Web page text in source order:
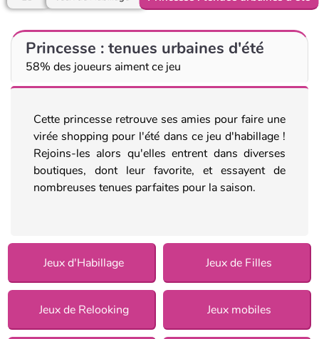
Princesse : tenues urbaines d'été
58% des joueurs aiment ce jeu
Cette princesse retrouve ses amies pour faire une
virée shopping pour l'été dans ce jeu d'habillage !
Rejoins-les alors qu'elles entrent dans diverses
boutiques, dont leur favorite, et essayent de
nombreuses tenues parfaites pour la saison.
Jeux d'Habillage Jeux de Filles
Jeux de Relooking Jeux mobiles